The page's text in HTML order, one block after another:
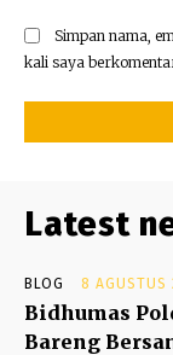
Simpan nama,
kali saya
Latest
BLOG 8 AGUSTUS
Bidhumas
Bareng